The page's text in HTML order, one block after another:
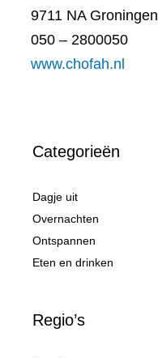
9711 NA Groningen
050 – 2800050
www.chofah.nl
Categorieën
Dagje uit
Overnachten
Ontspannen
Eten en drinken
Regio’s